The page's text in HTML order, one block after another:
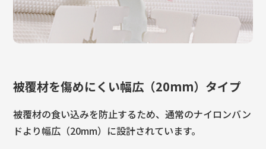
被覆材を傷めにくい幅広（20mm）タイプ
被覆材の食い込みを防止するため、通常のナイロンバン
ドより幅広（20mm）に設計されています。